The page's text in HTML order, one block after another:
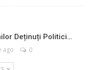
Deținuți Politici…
ago 0